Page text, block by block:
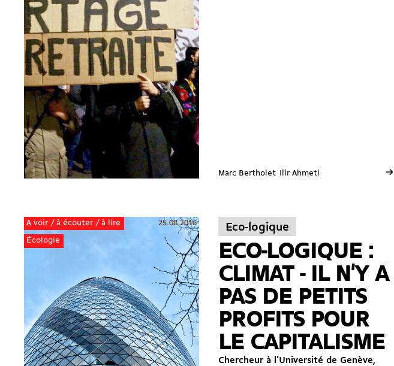
Marc Bertholet Ilir Ahmeti →
A voir / à écouter / à lire
Écologie
25.08.2016 Eco-logique
ECO-LOGIQUE :
CLIMAT - IL N'Y A
PAS DE PETITS
PROFITS POUR
LE CAPITALISME
Chercheur à l’Université de Genève,